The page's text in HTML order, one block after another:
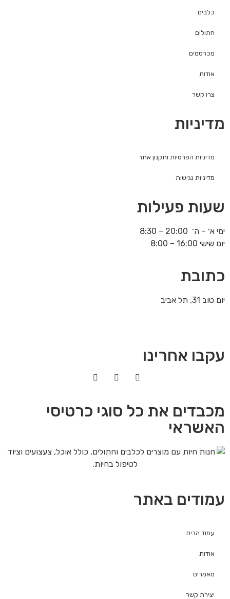
כלבים
חתולים
מכרסמים
אודות
צרו קשר
מדיניות
מדיניות הפרטיות ותקנון אתר
מדיניות נגישות
שעות פעילות
ימי א׳ – ה׳ 20:00 – 8:30
יום שישי 16:00 – 8:00
כתובת
יום טוב 31, תל אביב
עקבו אחרינו
מכבדים את כל סוגי כרטיסי
האשראי
עמודים באתר
עמוד הבית
אודות
מאמרים
יצירת קשר